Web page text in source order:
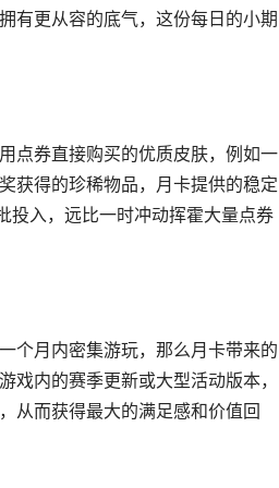
有更从容的底气，这份每日的小期
点券直接购买的优质皮肤，例如一
获得的珍稀物品，月卡提供的稳定
投入，远比一时冲动挥霍大量点券
个月内密集游玩，那么月卡带来的
内的赛季更新或大型活动版本，
从而获得最大的满足感和价值回